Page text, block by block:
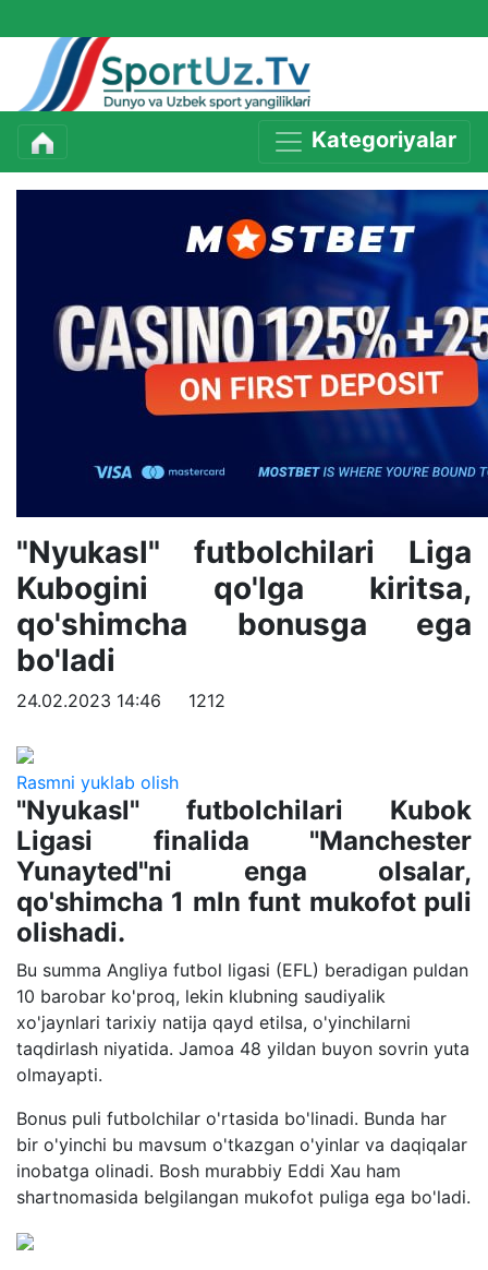
Kategoriyalar
"Nyukasl" futbolchilari Liga
Kubogini qo'lga kiritsa,
qo'shimcha bonusga ega
bo'ladi
24.02.2023 14:46 1212
Rasmni yuklab olish
"Nyukasl" futbolchilari Kubok
Ligasi finalida "Manchester
Yunayted"ni enga olsalar,
qo'shimcha 1 mln funt mukofot puli
olishadi.
Bu summa Angliya futbol ligasi (EFL) beradigan puldan
10 barobar ko'proq, lekin klubning saudiyalik
xo'jaynlari tarixiy natija qayd etilsa, o'yinchilarni
taqdirlash niyatida. Jamoa 48 yildan buyon sovrin yuta
olmayapti.
Bonus puli futbolchilar o'rtasida bo'linadi. Bunda har
bir o'yinchi bu mavsum o'tkazgan o'yinlar va daqiqalar
inobatga olinadi. Bosh murabbiy Eddi Xau ham
shartnomasida belgilangan mukofot puliga ega bo'ladi.